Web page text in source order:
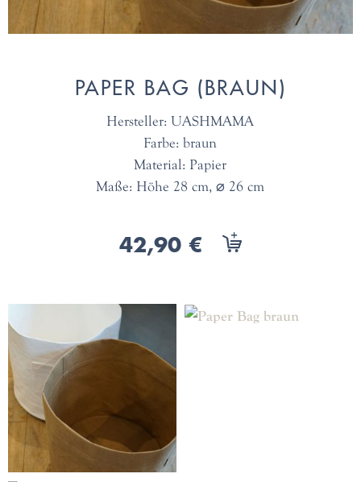
PAPER BAG (BRAUN)
Hersteller: UASHMAMA
Farbe: braun
Material: Papier
Maße: Höhe 28 cm, ⌀ 26 cm
42,90 €